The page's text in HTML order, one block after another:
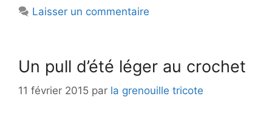
Laisser un commentaire
Un pull d’été léger au crochet
11 février 2015 par la grenouille tricote